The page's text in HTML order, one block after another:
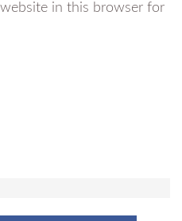
in this browser for